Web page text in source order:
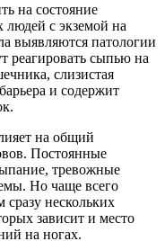
на состояние
с экземой на
выявляются патологии
реагировать сыпью на
слизистая
и содержит
на общий
Постоянные
тревожные
Но чаще всего
сразу нескольких
зависит и место
на ногах.